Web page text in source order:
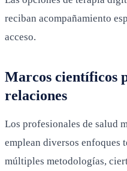
reciban acompañamiento
acceso.
Marcos científicos
relaciones
Los profesionales de salud
emplean diversos enfoques
múltiples metodologías,